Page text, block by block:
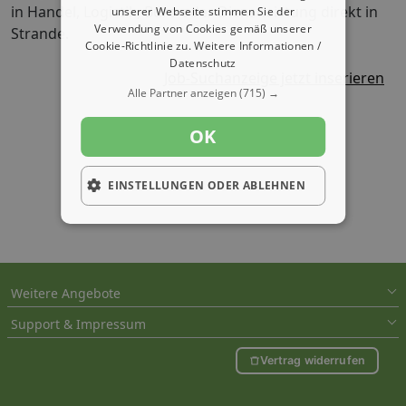
in Handel, Logistik, Büro oder Dienstleistung direkt in
Strande.
Job-Suchanzeige jetzt inserieren
Weitere Angebote
Support & Impressum
Vertrag widerrufen
unserer Webseite stimmen Sie der
Verwendung von Cookies gemäß unserer
Cookie-Richtlinie zu.Weitere Informationen /
Datenschutz
Alle Partner anzeigen(715) →
OK
EINSTELLUNGEN ODER ABLEHNEN